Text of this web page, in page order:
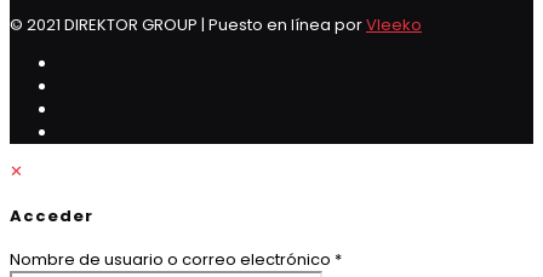
© 2021 DIREKTOR GROUP | Puesto en línea porVleeko
✕
Acceder
Nombre de usuario o correo electrónico *Obligatorio